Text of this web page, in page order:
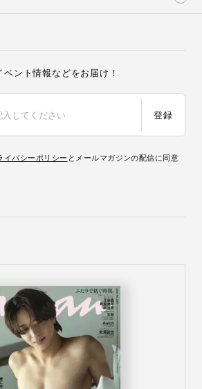
ント情報などをお届け！
登録
イバシーポリシー とメールマガジンの配信に同意